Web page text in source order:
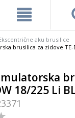
aku brusilice
brusilica za zidove TE-
18/225 Li